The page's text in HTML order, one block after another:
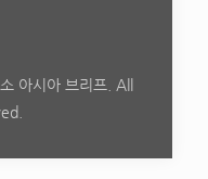
아시아 브리프. All